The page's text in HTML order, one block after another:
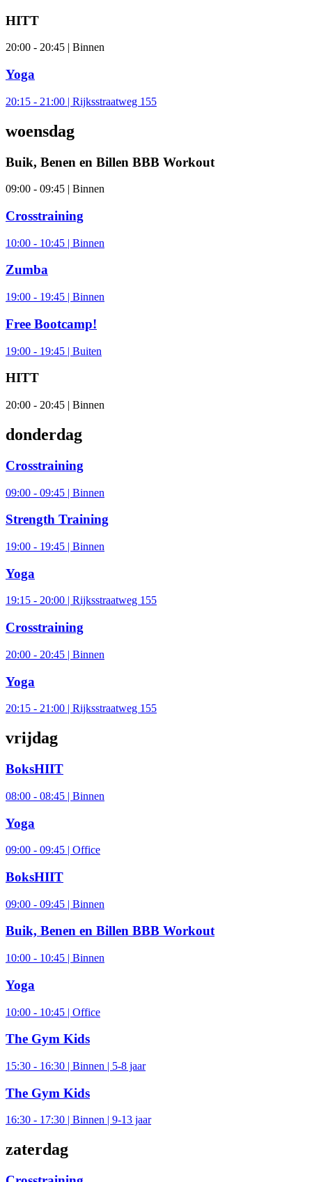
HITT
20:00 - 20:45 | Binnen
Yoga
20:15 - 21:00 | Rijksstraatweg 155
woensdag
Buik, Benen en Billen BBB Workout
09:00 - 09:45 | Binnen
Crosstraining
10:00 - 10:45 | Binnen
Zumba
19:00 - 19:45 | Binnen
Free Bootcamp!
19:00 - 19:45 | Buiten
HITT
20:00 - 20:45 | Binnen
donderdag
Crosstraining
09:00 - 09:45 | Binnen
Strength Training
19:00 - 19:45 | Binnen
Yoga
19:15 - 20:00 | Rijksstraatweg 155
Crosstraining
20:00 - 20:45 | Binnen
Yoga
20:15 - 21:00 | Rijksstraatweg 155
vrijdag
BoksHIIT
08:00 - 08:45 | Binnen
Yoga
09:00 - 09:45 | Office
BoksHIIT
09:00 - 09:45 | Binnen
Buik, Benen en Billen BBB Workout
10:00 - 10:45 | Binnen
Yoga
10:00 - 10:45 | Office
The Gym Kids
15:30 - 16:30 | Binnen | 5-8 jaar
The Gym Kids
16:30 - 17:30 | Binnen | 9-13 jaar
zaterdag